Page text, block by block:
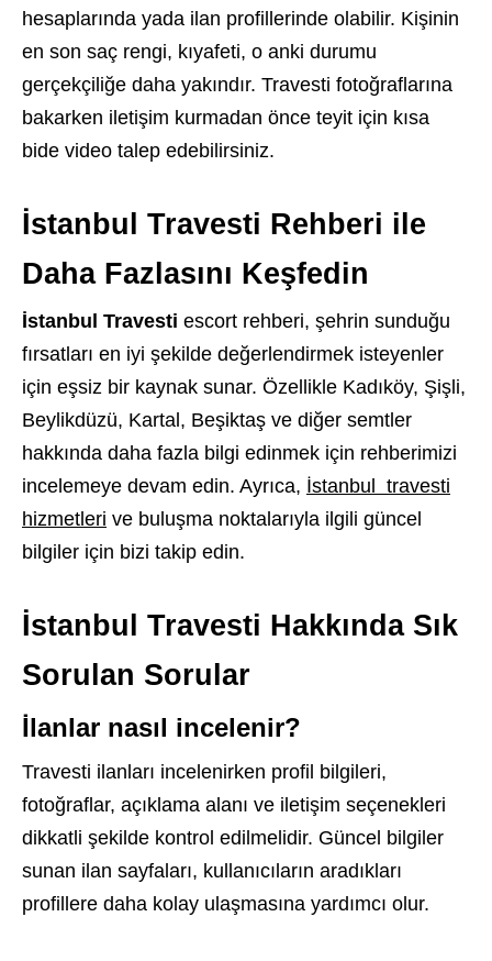
hesaplarında yada ilan profillerinde olabilir. Kişinin
en son saç rengi, kıyafeti, o anki durumu
gerçekçiliğe daha yakındır. Travesti fotoğraflarına
bakarken iletişim kurmadan önce teyit için kısa
bide video talep edebilirsiniz.
İstanbul Travesti Rehberi ile
Daha Fazlasını Keşfedin
İstanbul Travesti escort rehberi, şehrin sunduğu
fırsatları en iyi şekilde değerlendirmek isteyenler
için eşsiz bir kaynak sunar. Özellikle Kadıköy, Şişli,
Beylikdüzü, Kartal, Beşiktaş ve diğer semtler
hakkında daha fazla bilgi edinmek için rehberimizi
incelemeye devam edin. Ayrıca, İstanbul travesti
hizmetleri ve buluşma noktalarıyla ilgili güncel
bilgiler için bizi takip edin.
İstanbul Travesti Hakkında Sık
Sorulan Sorular
İlanlar nasıl incelenir?
Travesti ilanları incelenirken profil bilgileri,
fotoğraflar, açıklama alanı ve iletişim seçenekleri
dikkatli şekilde kontrol edilmelidir. Güncel bilgiler
sunan ilan sayfaları, kullanıcıların aradıkları
profillere daha kolay ulaşmasına yardımcı olur.